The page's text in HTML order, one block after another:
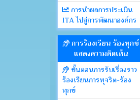
การนำผลการประเมิน
ITA ไปสู่การพัฒนาองค์กร
การร้องเรียน ร้องทุกข์
แสดงความคิดเห็น
ขั้นตอนการรับเรื่องราว
ร้องเรียนการทุจริต-ร้อง
ทุกข์